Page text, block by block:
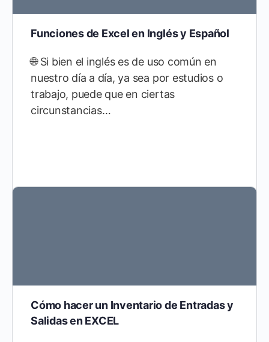
Funciones de Excel en Inglés y Español
🌐 Si bien el inglés es de uso común en
nuestro día a día, ya sea por estudios o
trabajo, puede que en ciertas
circunstancias…
Cómo hacer un Inventario de Entradas y
Salidas en EXCEL